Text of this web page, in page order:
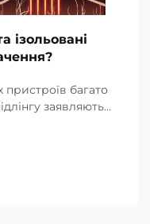
ізольовані
багато
заявляють
тому, наскільки